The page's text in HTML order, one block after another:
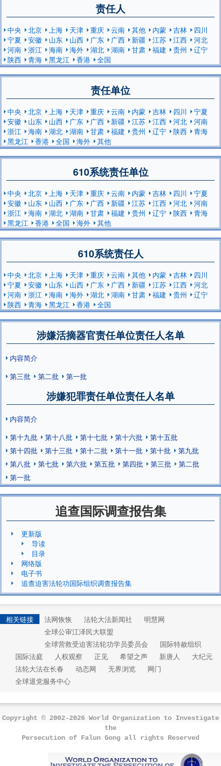
责任人
中央 北京 上海 天津 重庆 云南 其他 内蒙 吉林
四川
宁夏
安徽 山东 山西 广东 广西 新疆 江苏 江西
河北
河南
浙江 海南 海外 湖北 湖南 甘肃 福建 贵州
辽宁
陕西
青海 黑龙江 香港 全国
责任单位
中央 北京 上海 天津 重庆 云南 内蒙 吉林 四川
宁夏
安徽
山东 山西 广东 广西 新疆 江苏 江西 河北
河南
浙江
海南 湖北 湖南 甘肃 福建 贵州 辽宁 陕西
青海
黑龙江
香港 全国 海外 其他
610系统责任单位
中央 北京 上海 天津 重庆 云南 内蒙 吉林 四川
宁夏
安徽
山东 山西 广东 广西 新疆 江苏 江西 河北
河南
浙江
海南 湖北 湖南 甘肃 福建 贵州 辽宁 陕西
青海
黑龙江
香港 全国 海外 其他
610系统责任人
中央 北京 上海 天津 重庆 云南 其他 内蒙 吉林
四川
宁夏
安徽 山东 山西 广东 广西 新疆 江苏 江西
河北
河南
浙江 海南 海外 湖北 湖南 甘肃 福建 贵州
辽宁
陕西
青海 黑龙江 香港 全国
涉嫌活摘器官责任单位责任人名单
内容简介
第三批
第二批 第一批
涉嫌犯罪责任单位责任人名单
内容简介
第十九批
第十八批 第十七批 第十六批
第十五批
第十四批
第十三批 第十二批 第十一批 第十批
第九批
第八批
第七批 第六批 第五批 第四批 第三批
第二批
第一批
追查国际调查报告集
更新版
导读
目录
网络版
电子书
追查迫害法轮功国际组织调查报告集
相关链接 法网恢恢 法轮大法新闻社
明慧网
全球公审江泽民大联盟
全球营救受迫害法轮功学员委员会
国际特赦组织
国际法庭
人权观察 正见 希望之声 新唐人
大纪元
法轮大法在长春
动态网 无界浏览
网门
全球退党服务中心
Copyright © 2002-2026 World Organization to Investigate
the
Persecution of Falun Gong all rights Reserved